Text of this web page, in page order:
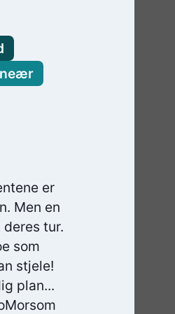
er
Men en
tur.
som
stjele!
plan...